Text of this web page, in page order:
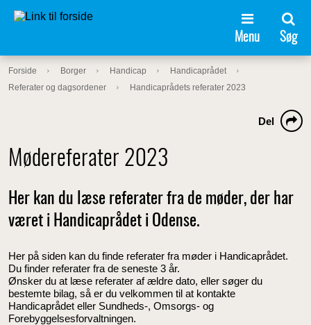
Menu Søg
Forside Borger Handicap
Handicaprådet
Referater og dagsordener
Handicaprådets referater 2023
Mødereferater 2023
Del
Her kan du læse referater fra de møder, der har
været i Handicaprådet i Odense.
Her på siden kan du finde referater fra møder i Handicaprådet.
Du finder referater fra de seneste 3 år.
Ønsker du at læse referater af ældre dato, eller søger du
bestemte bilag, så er du velkommen til at kontakte
Handicaprådet eller Sundheds-, Omsorgs- og
Forebyggelsesforvaltningen.